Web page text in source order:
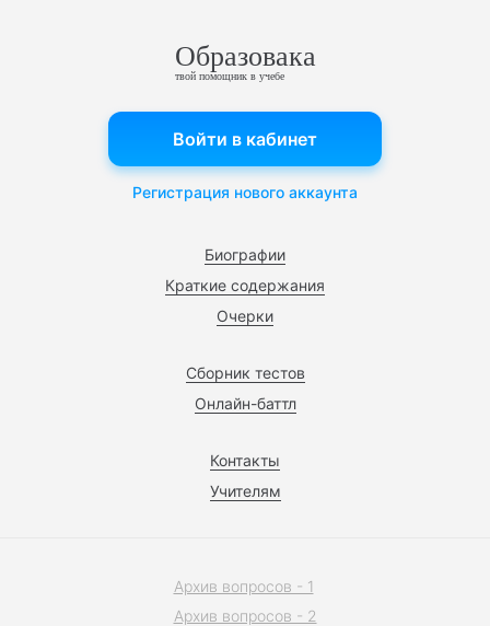
Образовака
твой помощник в учебе
Биографии
Краткие содержания
Очерки
Сборник тестов
Онлайн-баттл
Контакты
Учителям
Войти в кабинет
Регистрация нового аккаунта
Архив вопросов - 1
Архив вопросов - 2